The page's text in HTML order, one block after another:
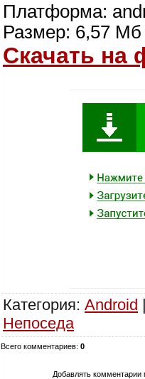
Платформа:
Размер: 6,57 Мб
Скачать на
Категория: Android
Непоседа
Всего комментариев: 0
Добавлять комментарии